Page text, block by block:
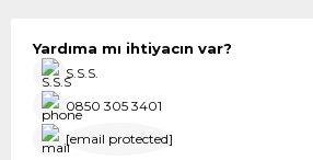
Yardıma mı ihtiyacın var?
S.S.S.
0850 305 3401
[email protected]